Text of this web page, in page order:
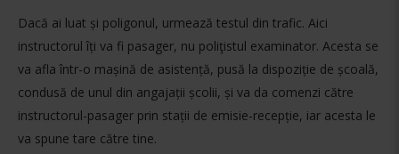
Dacă ai luat și poligonul, urmează testul din trafic. Aici
instructorul îți va fi pasager, nu poliţistul examinator. Acesta se
va afla într-o mașină de asistență, pusă la dispoziție de școală,
condusă de unul din angajații școlii, și va da comenzi către
instructorul-pasager prin stații de emisie-recepție, iar acesta le
va spune tare către tine.